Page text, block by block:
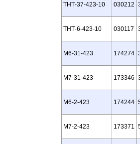
THT‑37‑423‑10 030212
THT‑6‑423‑10 030117
M6‑31‑423 174274
M7‑31‑423 173346
M6‑2‑423 174244
M7‑2‑423 173371